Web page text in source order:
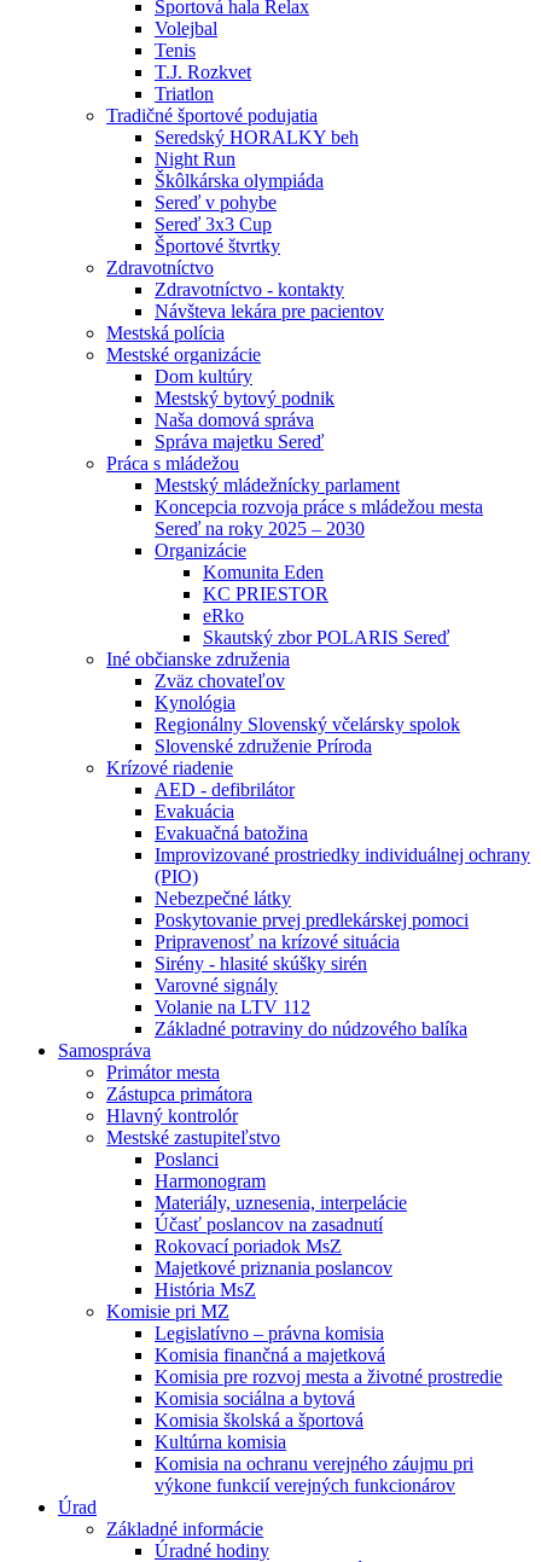
Športová hala Relax
Volejbal
Tenis
T.J. Rozkvet
Triatlon
Tradičné športové podujatia
Seredský HORALKY beh
Night Run
Škôlkárska olympiáda
Sereď v pohybe
Sereď 3x3 Cup
Športové štvrtky
Zdravotníctvo
Zdravotníctvo - kontakty
Návšteva lekára pre pacientov
Mestská polícia
Mestské organizácie
Dom kultúry
Mestský bytový podnik
Naša domová správa
Správa majetku Sereď
Práca s mládežou
Mestský mládežnícky parlament
Koncepcia rozvoja práce s mládežou mesta
Sereď na roky 2025 – 2030
Organizácie
Komunita Eden
KC PRIESTOR
eRko
Skautský zbor POLARIS Sereď
Iné občianske združenia
Zväz chovateľov
Kynológia
Regionálny Slovenský včelársky spolok
Slovenské združenie Príroda
Krízové riadenie
AED - defibrilátor
Evakuácia
Evakuačná batožina
Improvizované prostriedky individuálnej ochrany
(PIO)
Nebezpečné látky
Poskytovanie prvej predlekárskej pomoci
Pripravenosť na krízové situácia
Sirény - hlasité skúšky sirén
Varovné signály
Volanie na LTV 112
Základné potraviny do núdzového balíka
Samospráva
Primátor mesta
Zástupca primátora
Hlavný kontrolór
Mestské zastupiteľstvo
Poslanci
Harmonogram
Materiály, uznesenia, interpelácie
Účasť poslancov na zasadnutí
Rokovací poriadok MsZ
Majetkové priznania poslancov
História MsZ
Komisie pri MZ
Legislatívno – právna komisia
Komisia finančná a majetková
Komisia pre rozvoj mesta a životné prostredie
Komisia sociálna a bytová
Komisia školská a športová
Kultúrna komisia
Komisia na ochranu verejného záujmu pri
výkone funkcií verejných funkcionárov
Úrad
Základné informácie
Úradné hodiny